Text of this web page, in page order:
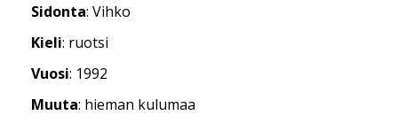
Sidonta: Vihko
Kieli: ruotsi
Vuosi: 1992
Muuta: hieman kulumaa